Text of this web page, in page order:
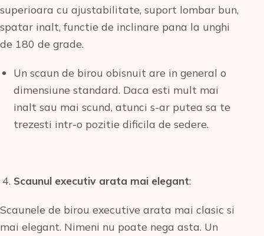
superioara cu ajustabilitate, suport lombar bun,
spatar inalt, functie de inclinare pana la unghi
de 180 de grade.
Un scaun de birou obisnuit are in general o
dimensiune standard. Daca esti mult mai
inalt sau mai scund, atunci s-ar putea sa te
trezesti intr-o pozitie dificila de sedere.
Scaunul executiv arata mai elegant:
Scaunele de birou executive arata mai clasic si
mai elegant. Nimeni nu poate nega asta. Un